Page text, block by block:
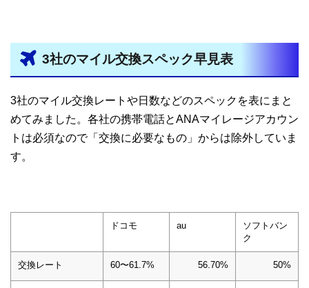
3社のマイル交換スペック早見表
3社のマイル交換レートや日数などのスペックを表にまと
めてみました。各社の携帯電話とANAマイレージアカウン
トは必須なので「交換に必要なもの」からは除外していま
す。
ドコモ au
ソフトバン
ク
交換レート 60〜61.7% 56.70% 50%